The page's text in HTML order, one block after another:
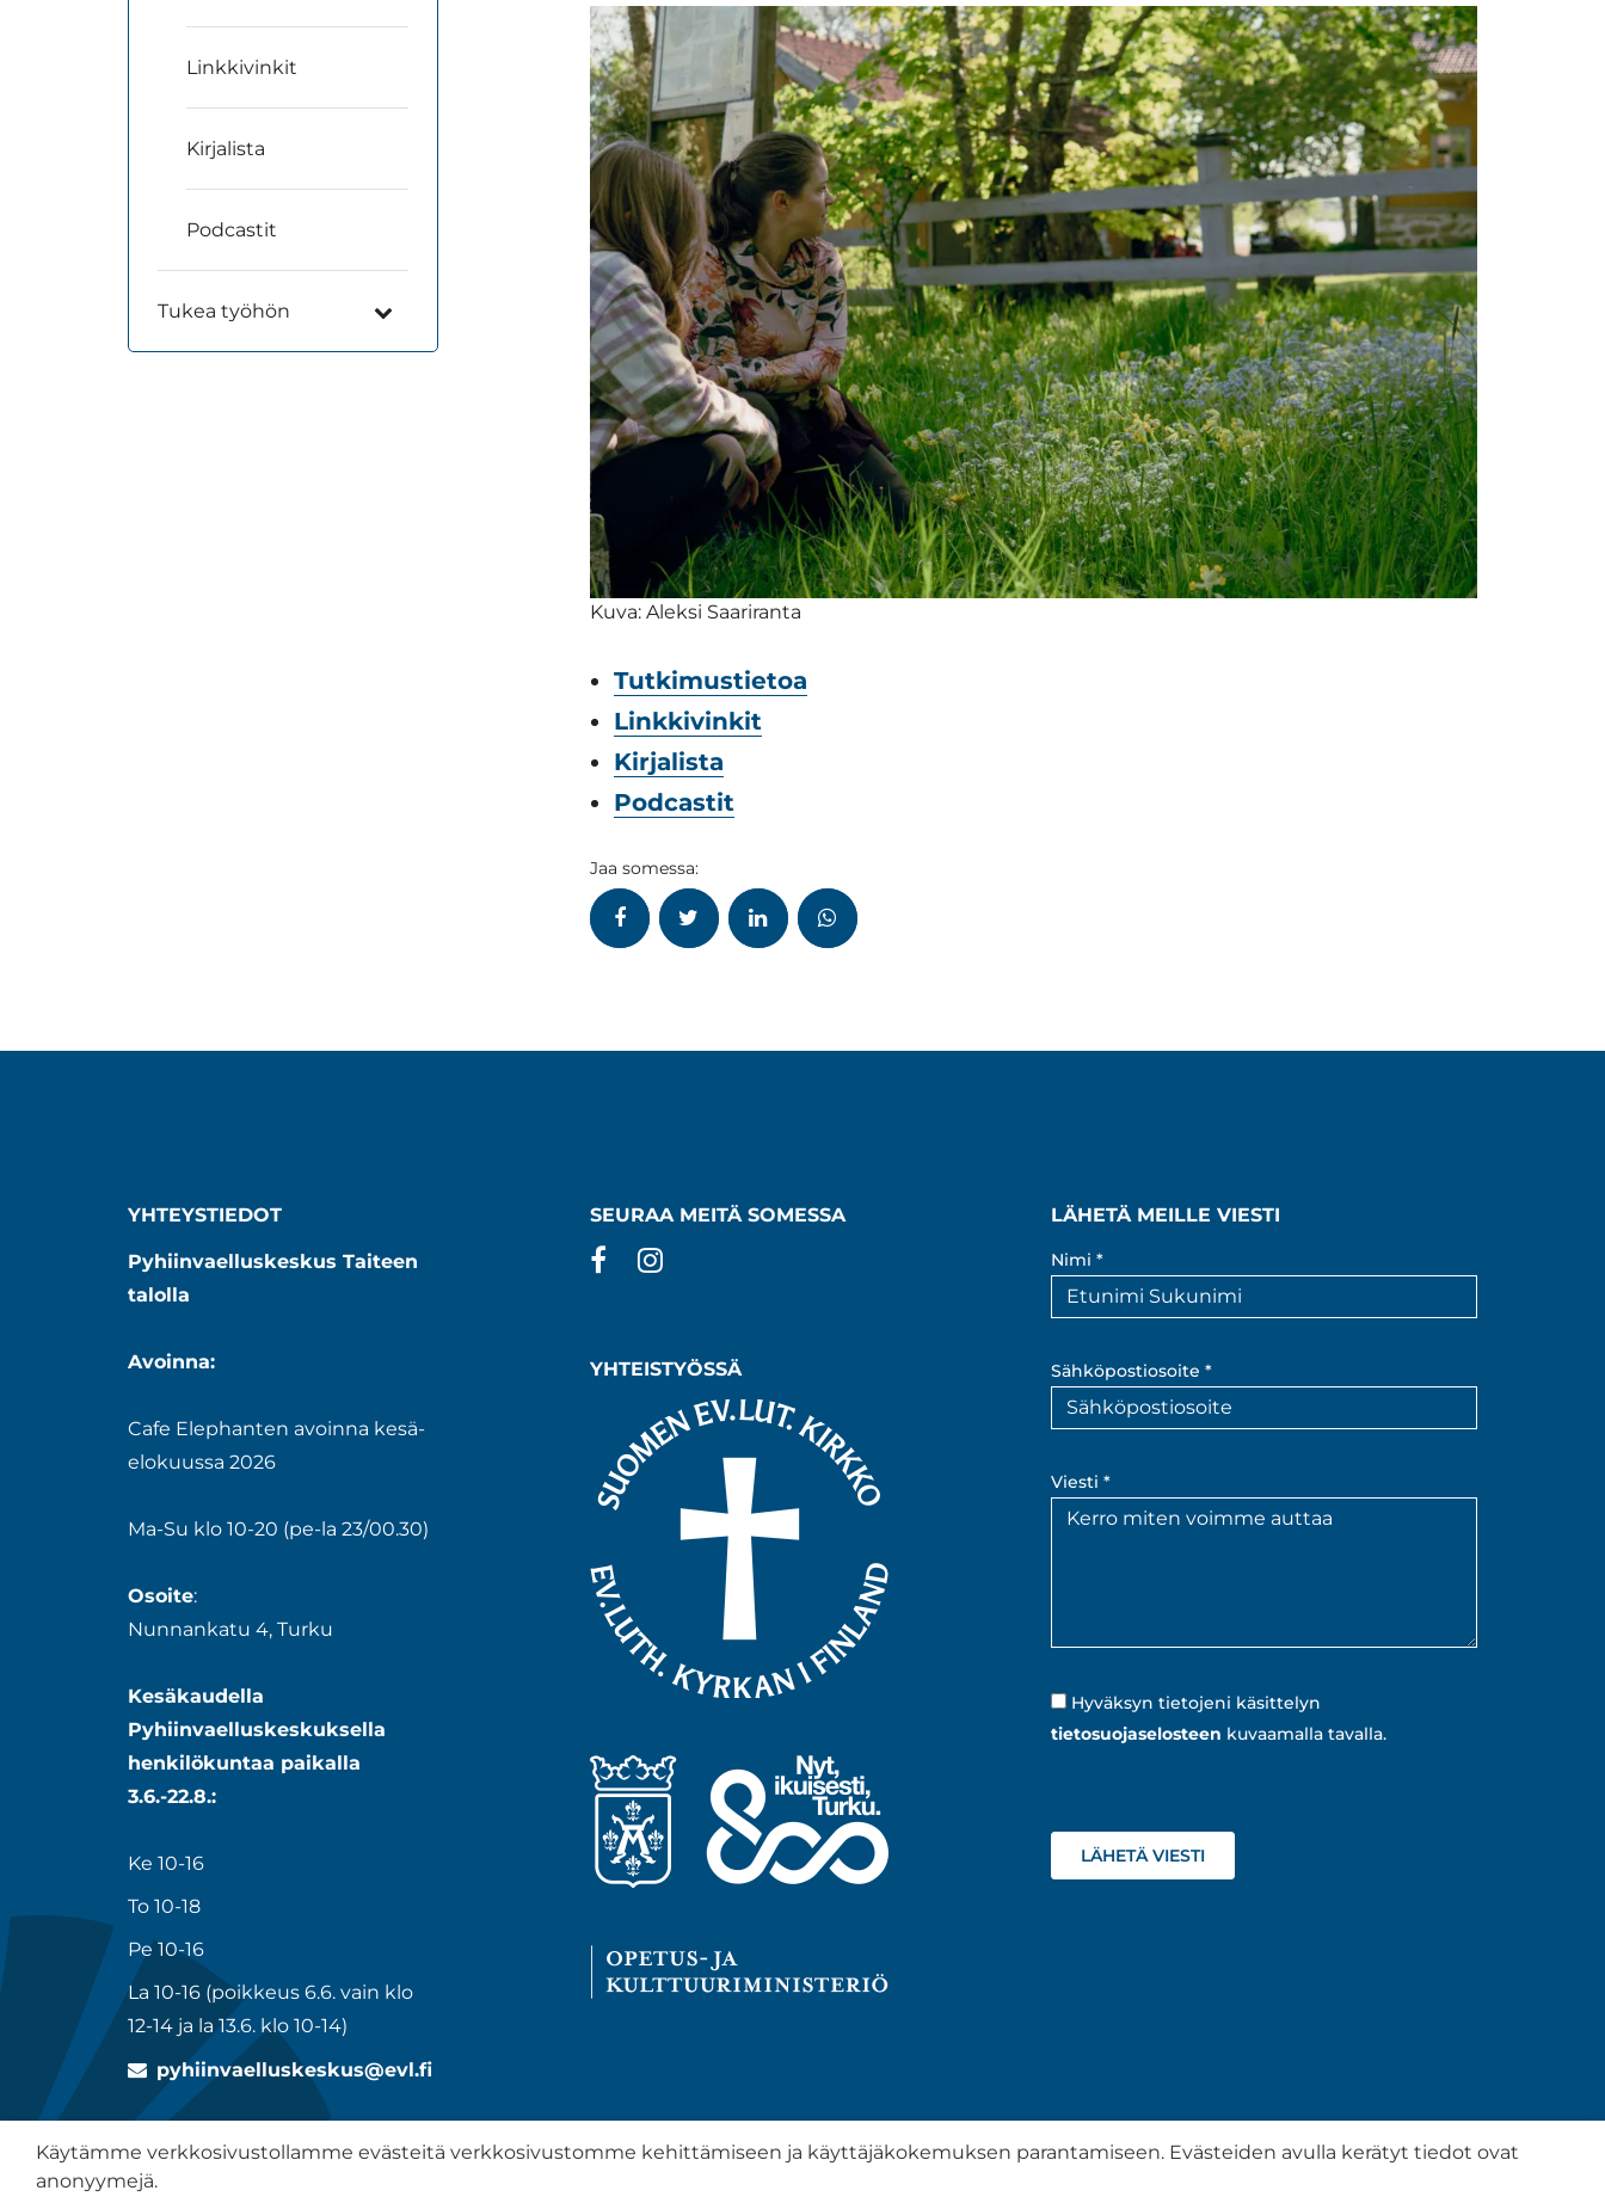
Linkkivinkit
Kirjalista
Podcastit
Tukea työhön
Kuva: Aleksi Saariranta
Tutkimustietoa
Linkkivinkit
Kirjalista
Podcastit
Jaa somessa:
YHTEYSTIEDOT
Pyhiinvaelluskeskus Taiteen
talolla
Avoinna:
Cafe Elephanten avoinna kesä-
elokuussa 2026
Ma-Su klo 10-20 (pe-la 23/00.30)
Osoite:
Nunnankatu 4, Turku
Kesäkaudella
Pyhiinvaelluskeskuksella
henkilökuntaa paikalla
3.6.-22.8.:
Ke 10-16
To 10-18
Pe 10-16
La 10-16 (poikkeus 6.6. vain klo
12-14 ja la 13.6. klo 10-14)
pyhiinvaelluskeskus@evl.fi
SEURAA MEITÄ SOMESSA
Facebook
YHTEISTYÖSSÄ
LÄHETÄ MEILLE VIESTI
Nimi *
Sähköpostiosoite *
Viesti *
Hyväksyn tietojeni käsittelyn
tietosuojaselosteen kuvaamalla tavalla.
Käytämme verkkosivustollamme evästeitä verkkosivustomme kehittämiseen ja käyttäjäkokemuksen parantamiseen. Evästeiden avulla kerätyt tiedot ovat
anonyymejä.